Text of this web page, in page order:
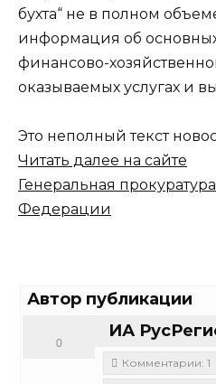
бухта“ не в полном
информация об основных
финансово-
оказываемых услугах и
Это неполный текст
Читать далее на сайте
Генеральная
Федерации
Автор публикации
ИА
0
Комментарии: 1